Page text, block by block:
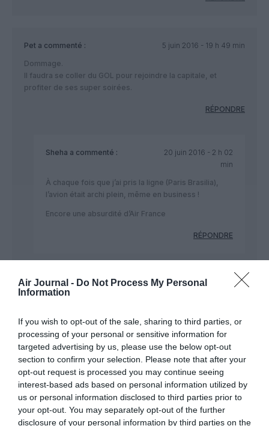
Air Journal - Do Not Process My Personal
Information
If you wish to opt-out of the sale, sharing to third parties, or
processing of your personal or sensitive information for
targeted advertising by us, please use the below opt-out
section to confirm your selection. Please note that after your
opt-out request is processed you may continue seeing
interest-based ads based on personal information utilized by
us or personal information disclosed to third parties prior to
your opt-out. You may separately opt-out of the further
disclosure of your personal information by third parties on the
Pet a commenté :
5 juin 2016 - 19 h 49 min
Dommage.
Il faudra se coller du GOL pour rejoindre la capitale, et
profiter de ses super soirées.
RÉPONDRE
Sheha a commenté :
20 juin 2016 - 2 h 02
min
À chaque fois que j’ai pris la ligne (Paris Brasilia),
l’avion était archi plein, même en business !
Encore une absurdité d’Air France
RÉPONDRE
FAIRE UN DON
Appel aux lecteurs !
Soutenez Air Journal participezà son
développement !